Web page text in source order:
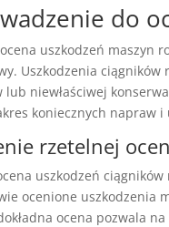
do
ocena uszkodzeń maszyn
Uszkodzenia ciągników
lub niewłaściwej
koniecznych napraw
rzetelnej
uszkodzeń
ocenione uszkodzenia
ocena pozwala na